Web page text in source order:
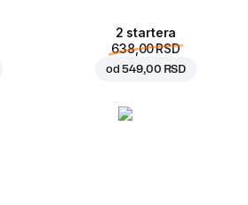
2 startera
638,00 RSD
od549,00 RSD